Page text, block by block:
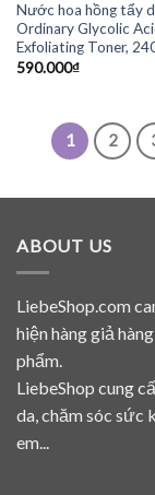
Nước hoa hồng tẩy
Ordinary Glycolic
Exfoliating Toner,
590.000₫
1 2
ABOUT US
LiebeShop.com
hiện hàng giả
phẩm.
LiebeShop cung
da, chăm sóc sức
em...